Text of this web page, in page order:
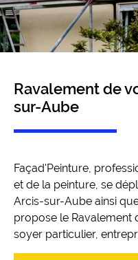
Ravalement de
sur-Aube
Façad'Peinture,
et de la peinture, se
Arcis-sur-Aube ainsi
propose le Ravalement
soyer particulier,